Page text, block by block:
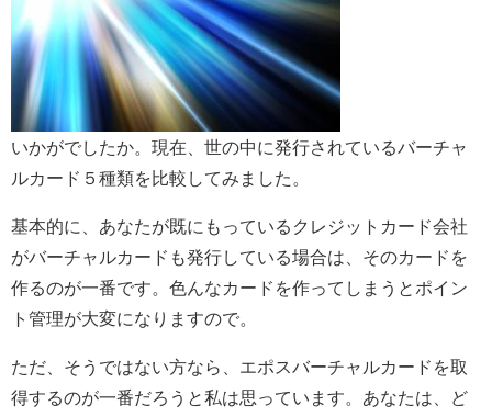
いかがでしたか。現在、世の中に発行されているバーチャ
ルカード５種類を比較してみました。
基本的に、あなたが既にもっているクレジットカード会社
がバーチャルカードも発行している場合は、そのカードを
作るのが一番です。色んなカードを作ってしまうとポイン
ト管理が大変になりますので。
ただ、そうではない方なら、エポスバーチャルカードを取
得するのが一番だろうと私は思っています。あなたは、ど